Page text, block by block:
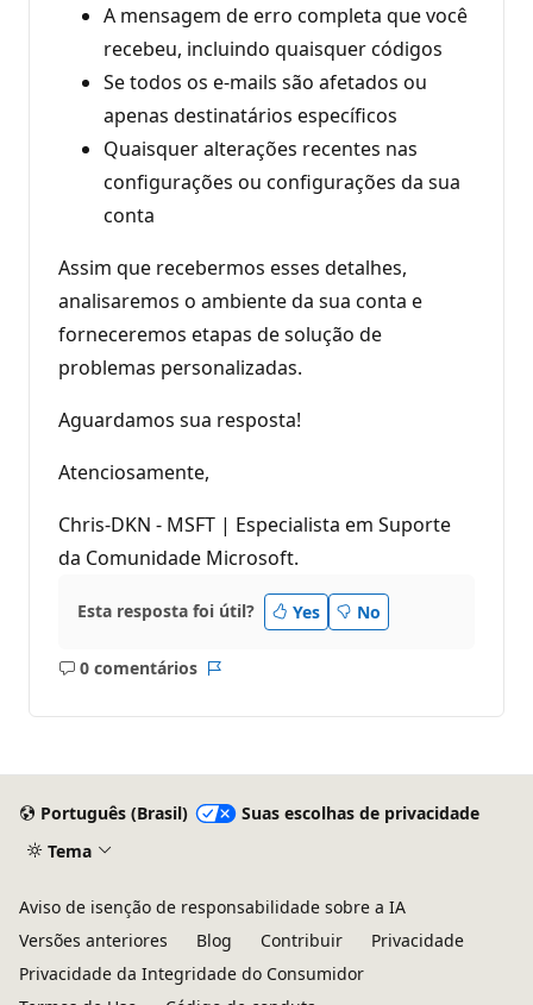
A mensagem de erro completa que você
recebeu, incluindo quaisquer códigos
Se todos os e-mails são afetados ou
apenas destinatários específicos
Quaisquer alterações recentes nas
configurações ou configurações da sua
conta
Assim que recebermos esses detalhes,
analisaremos o ambiente da sua conta e
forneceremos etapas de solução de
problemas personalizadas.
Aguardamos sua resposta!
Atenciosamente,
Chris-DKN - MSFT | Especialista em Suporte
da Comunidade Microsoft.
Esta resposta foi útil? Yes No
0 comentários
Sem
Português (Brasil)
Suas escolhas de privacidade
Tema
Aviso de isenção de responsabilidade sobre a IA
Versões anteriores
Blog Contribuir
Privacidade
Privacidade da Integridade do Consumidor